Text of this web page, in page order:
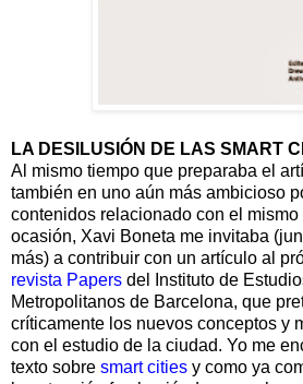
LA DESILUSIÓN DE LAS SMART
Al mismo tiempo que preparaba el
también en uno aún más ambicioso
contenidos relacionado con el mismo
ocasión, Xavi Boneta me invitaba
más) a contribuir con un artículo al
revista Papers del Instituto de
Metropolitanos de Barcelona, que
críticamente los nuevos conceptos y
con el estudio de la ciudad. Yo me
texto sobre smart cities y como ya